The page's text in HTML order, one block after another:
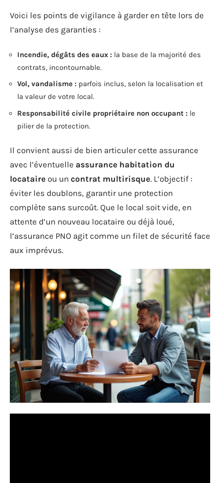
Voici les points de vigilance à garder en tête lors de
l’analyse des garanties :
Incendie, dégâts des eaux : la base de la majorité des
contrats, incontournable.
Vol, vandalisme : parfois inclus, selon la localisation et
la valeur de votre local.
Responsabilité civile propriétaire non occupant : le
pilier de la protection.
Il convient aussi de bien articuler cette assurance
avec l’éventuelle assurance habitation du
locataire ou un contrat multirisque. L’objectif :
éviter les doublons, garantir une protection
complète sans surcoût. Que le local soit vide, en
attente d’un nouveau locataire ou déjà loué,
l’assurance PNO agit comme un filet de sécurité face
aux imprévus.